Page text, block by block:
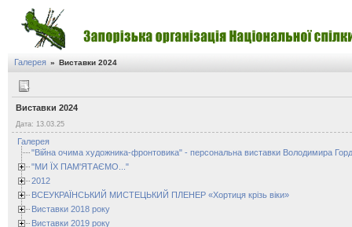
Галерея » Виставки 2024
Виставки 2024
Дата: 13.03.25
Галерея
"Війна очима художника-фронтовика" - персональна виставки Володимира
"МИ ЇХ ПАМ'ЯТАЄМО..."
2012
ВСЕУКРАЇНСЬКИЙ МИСТЕЦЬКИЙ ПЛЕНЕР «Хортиця крізь віки»
Виставки 2018 року
Виставки 2019 року